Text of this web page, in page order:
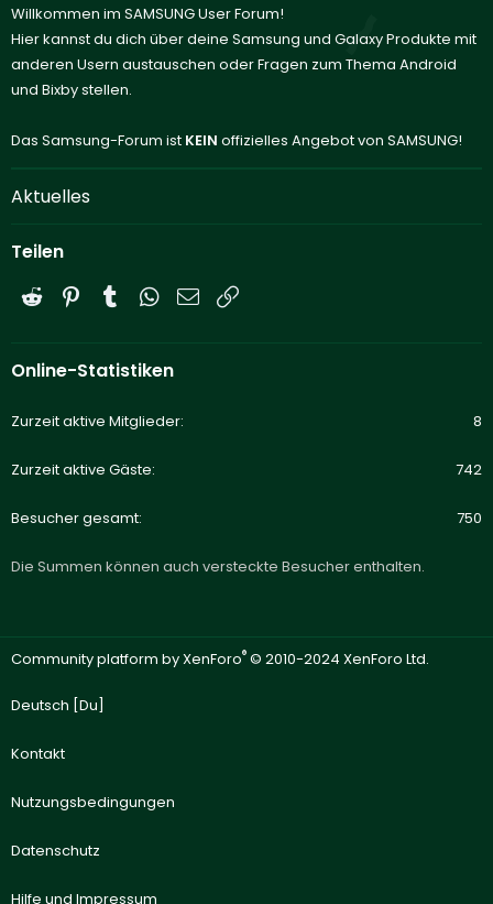
Willkommen im SAMSUNG User Forum!
Hier kannst du dich über deine Samsung und Galaxy Produkte mit
anderen Usern austauschen oder Fragen zum Thema Android
und Bixby stellen.
Das Samsung-Forum ist KEIN offizielles Angebot von SAMSUNG!
Aktuelles
Teilen
Reddit PinterestTumblrWhatsApp
E-Mail
Online-Statistiken
Zurzeit aktive Mitglieder 8
Zurzeit aktive Gäste 742
Besucher gesamt 750
Die Summen können auch versteckte Besucher enthalten.
Community platform by XenForo® © 2010-2024 XenForo Ltd.
Deutsch [Du]
Kontakt
Nutzungsbedingungen
Datenschutz
Hilfe und Impressum